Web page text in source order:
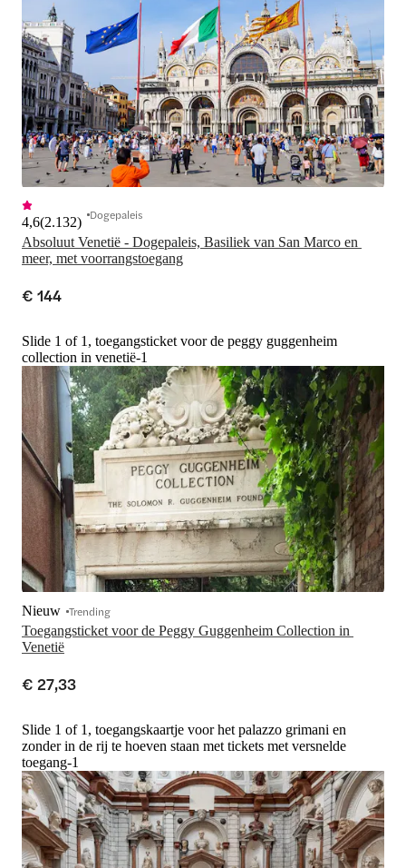
Absoluut Venetië - Dogepaleis, Basiliek van San Marco en
meer, met voorrangstoegang
4,6(2.132) Dogepaleis
€ 144
Slide 1 of 1, toegangsticket voor de peggy guggenheim
collection in venetië-1
Toegangsticket voor de Peggy Guggenheim Collection in
Venetië
Nieuw Trending
€ 27,33
Slide 1 of 1, toegangskaartje voor het palazzo grimani en
zonder in de rij te hoeven staan met tickets met versnelde
toegang-1